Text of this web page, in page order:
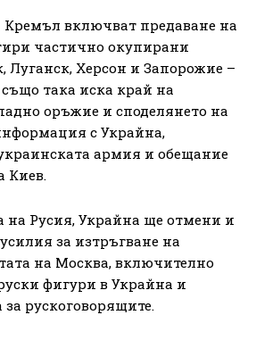
включват предаване на
частично окупирани
Луганск, Херсон и Запорожие –
така иска край на
оръжие и споделянето на
с Украйна,
армия и обещание
Киев.
на Русия, Украйна ще отмени и
за изтръгване на
на Москва, включително
фигури в Украйна и
рускоговорящите.